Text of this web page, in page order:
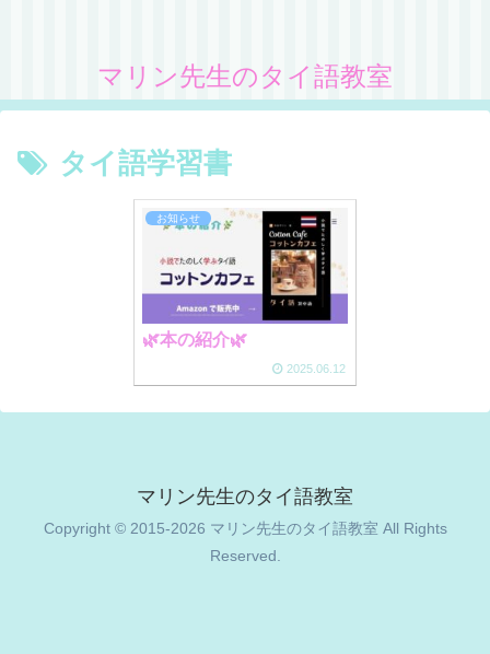
マリン先生のタイ語教室
タイ語学習書
お知らせ
🌿本の紹介🌿
2025.06.12
マリン先生のタイ語教室
Copyright © 2015-2026 マリン先生のタイ語教室 All Rights
Reserved.